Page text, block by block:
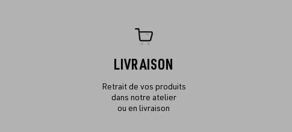
LIVRAISON
Retrait de vos produits
dans notre atelier
ou en livraison